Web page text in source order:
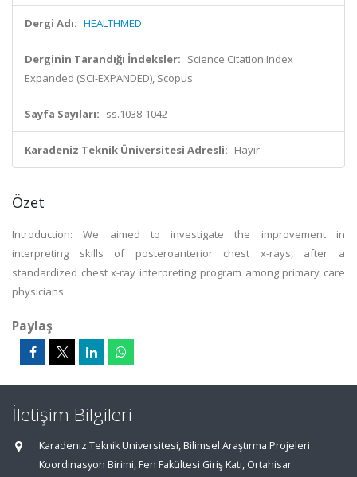
Dergi Adı: HEALTHMED
Derginin Tarandığı İndeksler: Science Citation Index
Expanded (SCI-EXPANDED), Scopus
Sayfa Sayıları: ss.1038-1042
Karadeniz Teknik Üniversitesi Adresli: Hayır
Özet
Introduction: We aimed to investigate the improvement in
interpreting skills of posteroanterior chest x-rays, after a
standardized chest x-ray interpreting program among primary care
physicians.
Paylaş
İletişim Bilgileri
Karadeniz Teknik Üniversitesi, Bilimsel Araştırma Projeleri
Koordinasyon Birimi, Fen Fakültesi Giriş Katı, Ortahisar